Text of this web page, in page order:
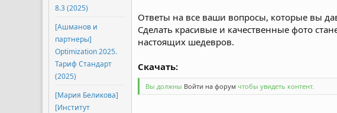
8.3 (2025)
[Ашманов и
партнеры]
Optimization 2025.
Тариф Стандарт
(2025)
[Мария Беликова]
[Институт
Ответы на все ваши вопросы, которые вы
Сделать красивые и качественные фото
настоящих шедевров.
Скачать:​
Вы должны Войти на форум чтобы увидеть контент.